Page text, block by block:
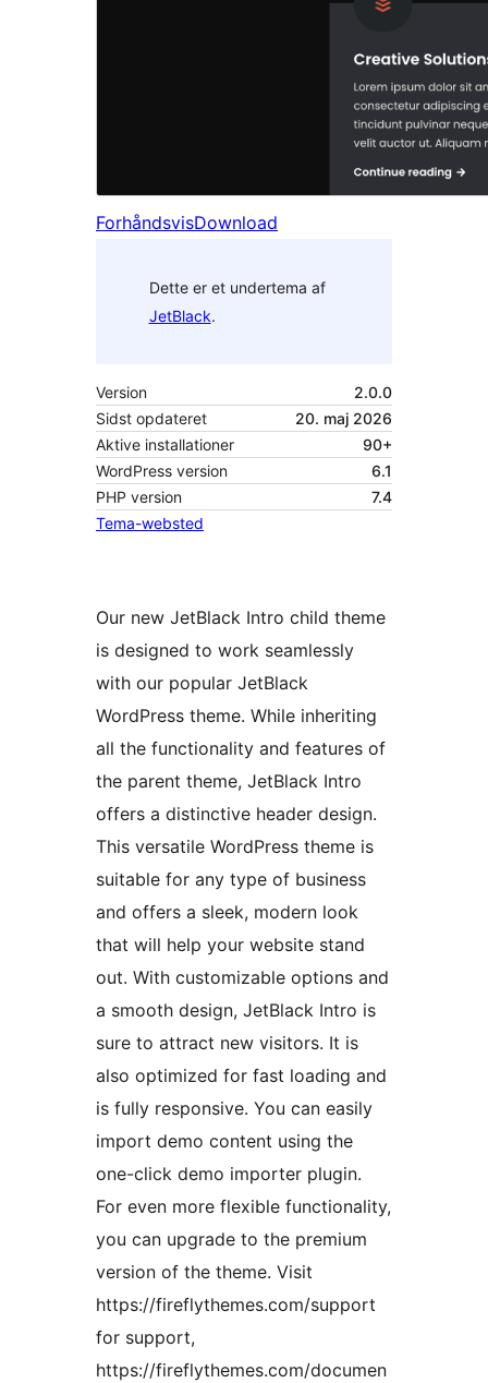
ForhåndsvisDownload
Dette er et undertema af
JetBlack.
Version
2.0.0
Sidst opdateret
20. maj 2026
Aktive installationer
90+
WordPress version
6.1
PHP version
7.4
Tema-websted
Our new JetBlack Intro child theme
is designed to work seamlessly
with our popular JetBlack
WordPress theme. While inheriting
all the functionality and features of
the parent theme, JetBlack Intro
offers a distinctive header design.
This versatile WordPress theme is
suitable for any type of business
and offers a sleek, modern look
that will help your website stand
out. With customizable options and
a smooth design, JetBlack Intro is
sure to attract new visitors. It is
also optimized for fast loading and
is fully responsive. You can easily
import demo content using the
one-click demo importer plugin.
For even more flexible functionality,
you can upgrade to the premium
version of the theme. Visit
https://fireflythemes.com/support
for support,
https://fireflythemes.com/documen